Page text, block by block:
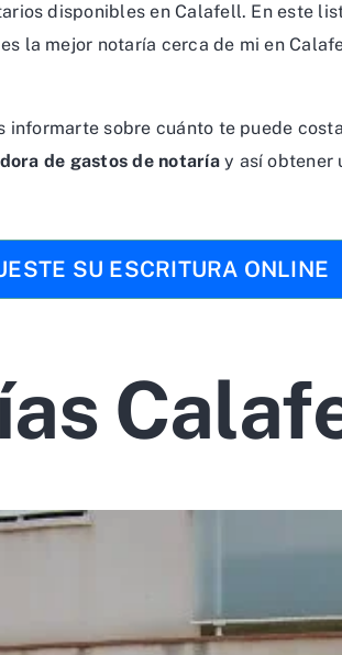
disponibles en Calafell. En este
la mejor notaría cerca de mi en
sobre cuánto te puede
de gastos de notaríay así obtener
SU ESCRITURA ONLINE